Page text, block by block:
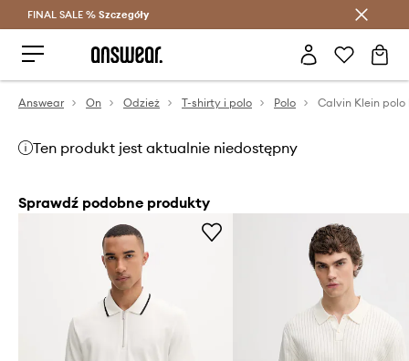
Oszczędzaj z Answear Club >
FINAL SALE % Szczegóły
Answear On Odzież T-shirty i polo Polo Calvin Klein polo
Ten produkt jest aktualnie niedostępny
Sprawdź podobne produkty